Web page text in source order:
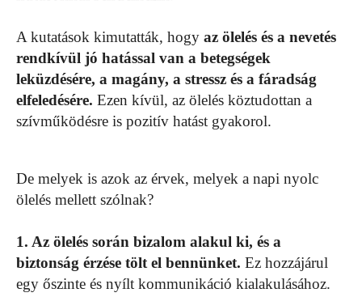
A kutatások kimutatták, hogy az ölelés és a nevetés
rendkívül jó hatással van a betegségek
leküzdésére, a magány, a stressz és a fáradság
elfeledésére. Ezen kívül, az ölelés köztudottan a
szívműködésre is pozitív hatást gyakorol.
De melyek is azok az érvek, melyek a napi nyolc
ölelés mellett szólnak?
1. Az ölelés során bizalom alakul ki, és a
biztonság érzése tölt el bennünket. Ez hozzájárul
egy őszinte és nyílt kommunikáció kialakulásához.